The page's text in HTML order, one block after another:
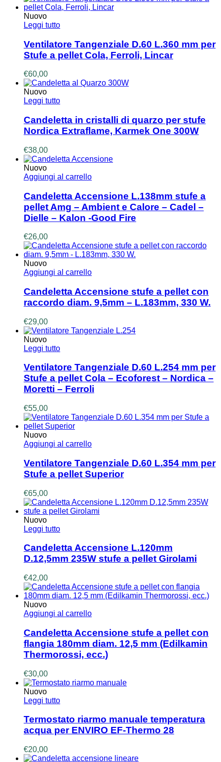
Nuovo
Leggi tutto
Ventilatore Tangenziale D.60 L.360 mm per
Stufe a pellet Cola, Ferroli, Lincar
€60,00
Nuovo
Leggi tutto
Candeletta in cristalli di quarzo per stufe
Nordica Extraflame, Karmek One 300W
€38,00
Nuovo
Aggiungi al carrello
Candeletta Accensione L.138mm stufe a
pellet Amg – Ambient e Calore – Cadel –
Dielle – Kalon -Good Fire
€26,00
Nuovo
Aggiungi al carrello
Candeletta Accensione stufe a pellet con
raccordo diam. 9,5mm – L.183mm, 330 W.
€29,00
Nuovo
Leggi tutto
Ventilatore Tangenziale D.60 L.254 mm per
Stufe a pellet Cola – Ecoforest – Nordica –
Moretti – Ferroli
€55,00
Nuovo
Aggiungi al carrello
Ventilatore Tangenziale D.60 L.354 mm per
Stufe a pellet Superior
€65,00
Nuovo
Leggi tutto
Candeletta Accensione L.120mm
D.12,5mm 235W stufe a pellet Girolami
€42,00
Nuovo
Aggiungi al carrello
Candeletta Accensione stufe a pellet con
flangia 180mm diam. 12,5 mm (Edilkamin
Thermorossi, ecc.)
€30,00
Nuovo
Leggi tutto
Termostato riarmo manuale temperatura
acqua per ENVIRO EF-Thermo 28
€20,00